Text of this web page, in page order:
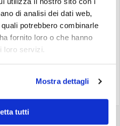
di analisi dei dati web,
potrebbero combinarle
fornito loro o che hanno
loro servizi.
Mostra dettagli
tutti